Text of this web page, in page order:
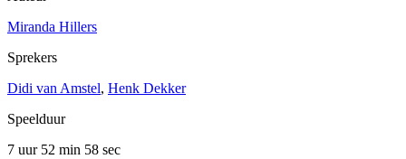
Miranda Hillers
Sprekers
Didi van Amstel, Henk Dekker
Speelduur
7 uur 52 min 58 sec